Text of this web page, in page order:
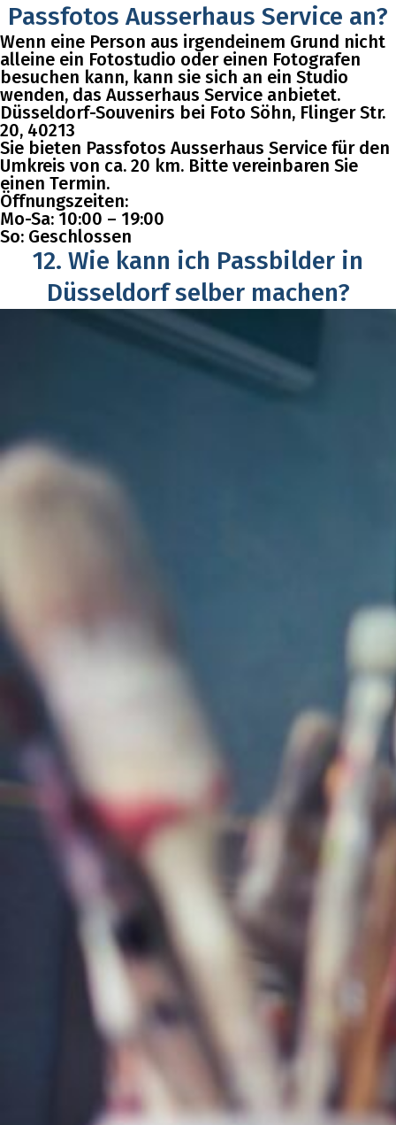
Passfotos Ausserhaus Service an?
Wenn eine Person aus irgendeinem Grund nicht
alleine ein Fotostudio oder einen Fotografen
besuchen kann, kann sie sich an ein Studio
wenden, das Ausserhaus Service anbietet.
Düsseldorf-Souvenirs bei Foto Söhn, Flinger Str.
20, 40213
Sie bieten Passfotos Ausserhaus Service für den
Umkreis von ca. 20 km. Bitte vereinbaren Sie
einen Termin.
Öffnungszeiten:
Mo-Sa: 10:00 – 19:00
So: Geschlossen
12. Wie kann ich Passbilder in
Düsseldorf selber machen?